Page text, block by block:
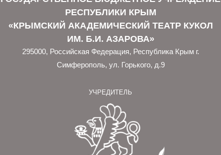
РЕСПУБЛИКИ КРЫМ
«КРЫМСКИЙ АКАДЕМИЧЕСКИЙ ТЕАТР КУКОЛ
ИМ. Б.И. АЗАРОВА»
295000, Российская Федерация, Республика Крым г.
Симферополь, ул. Горького, д.9
УЧРЕДИТЕЛЬ